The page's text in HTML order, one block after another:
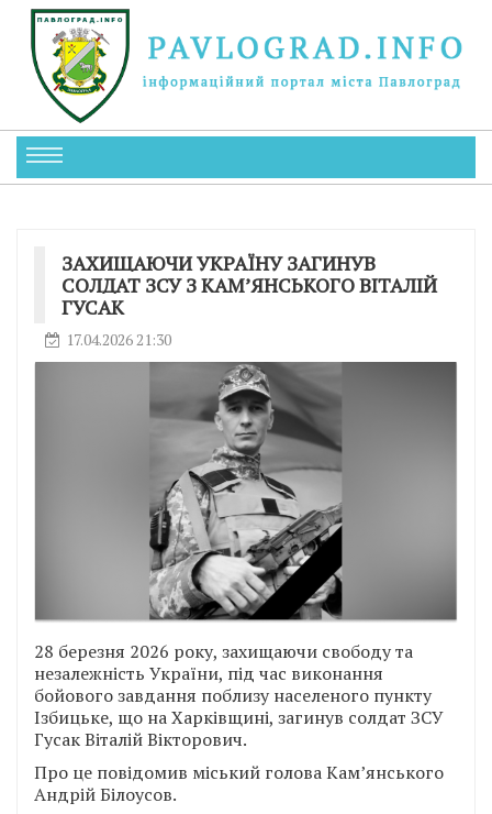
ЗАХИЩАЮЧИ УКРАЇНУ ЗАГИНУВ
СОЛДАТ ЗСУ З КАМʼЯНСЬКОГО ВІТАЛІЙ
ГУСАК
17.04.2026 21:30
28 березня 2026 року, захищаючи свободу та
незалежність України, під час виконання
бойового завдання поблизу населеного пункту
Ізбицьке, що на Харківщині, загинув солдат ЗСУ
Гусак Віталій Вікторович.
Про це повідомив міський голова Камʼянського
Андрій Білоусов.